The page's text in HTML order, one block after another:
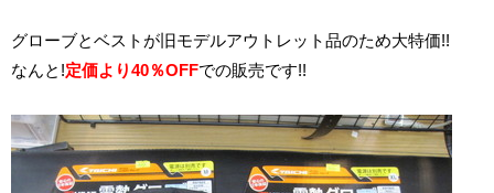
グローブとベストが旧モデルアウトレット品のため大特価!!
なんと!定価より40％OFFでの販売です!!